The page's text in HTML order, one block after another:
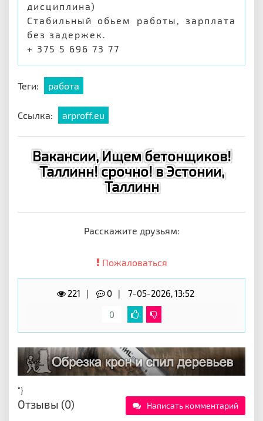
дисциплина)
Стабильный обьем работы, зарплата
без задержек.
+ 375 5 696 73 77
Теги: работа
Ссылка: arproff.eu
Вакансии, Ищем бетонщиков!
Таллинн! срочно! в Эстонии,
Таллинн
Расскажите друзьям:
Пожаловаться
221 0
7-05-2026, 13:52
0
"}
Отзывы (0) Написать комментарий